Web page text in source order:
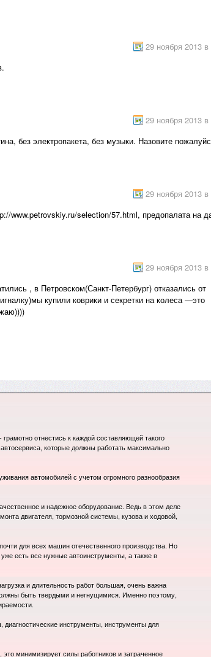
29 ноября 2013
29 ноября 2013
без электропакета, без музыки. Назовите
29 ноября 2013 в
www.petrovskiy.ru/selection/57.html, предопалата на
29 ноября 2013
, в Петровском(Санкт-Петербург) отказались от
купили коврики и секретки на колеса —это
отнестись к каждой составляющей такого
которые должны работать максимально
автомобилей с учетом огромного разнообразия
и надежное оборудование. Ведь в этом деле
двигателя, тормозной системы, кузова и ходовой,
для всех машин отечественного производства. Но
есть все нужные автоинструменты, а также в
и длительность работ большая, очень важна
быть твердыми и негнущимися. Именно поэтому,
инструменты, инструменты для
минимизирует силы работников и затраченное